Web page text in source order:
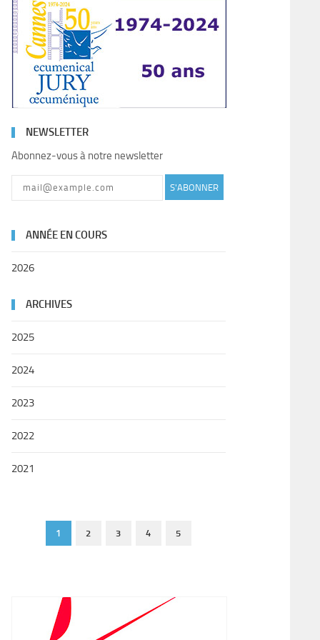
NEWSLETTER
Abonnez-vous à notre newsletter
S'ABONNER
ANNÉE EN COURS
2026
ARCHIVES
2025
2024
2023
2022
2021
1 2 3 4 5